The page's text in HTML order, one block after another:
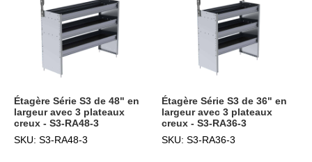
Étagère Série S3 de 48" en
largeur avec 3 plateaux
creux - S3-RA48-3
SKU: S3-RA48-3
Étagère Série S3 de 36" en
largeur avec 3 plateaux
creux - S3-RA36-3
SKU: S3-RA36-3